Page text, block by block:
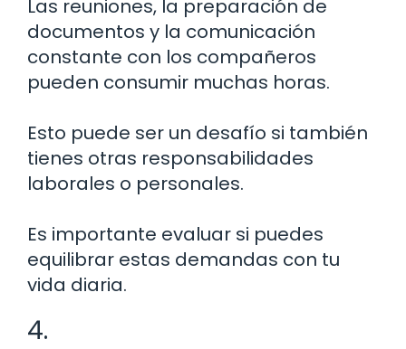
Las reuniones, la preparación de
documentos y la comunicación
constante con los compañeros
pueden consumir muchas horas.
Esto puede ser un desafío si también
tienes otras responsabilidades
laborales o personales.
Es importante evaluar si puedes
equilibrar estas demandas con tu
vida diaria.
4.